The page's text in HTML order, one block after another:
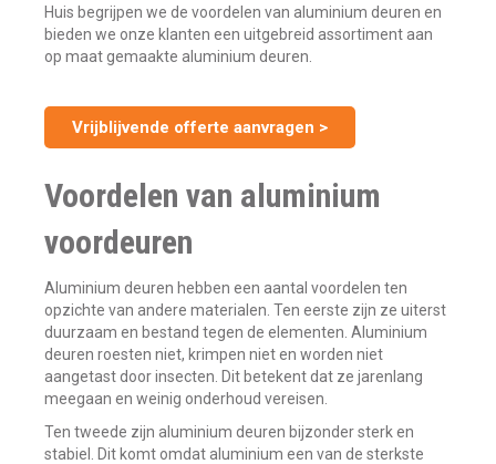
Huis begrijpen we de voordelen van aluminium deuren en
bieden we onze klanten een uitgebreid assortiment aan
op maat gemaakte aluminium deuren.
Vrijblijvende offerte aanvragen >
Voordelen van aluminium
voordeuren
Aluminium deuren hebben een aantal voordelen ten
opzichte van andere materialen. Ten eerste zijn ze uiterst
duurzaam en bestand tegen de elementen. Aluminium
deuren roesten niet, krimpen niet en worden niet
aangetast door insecten. Dit betekent dat ze jarenlang
meegaan en weinig onderhoud vereisen.
Ten tweede zijn aluminium deuren bijzonder sterk en
stabiel. Dit komt omdat aluminium een van de sterkste